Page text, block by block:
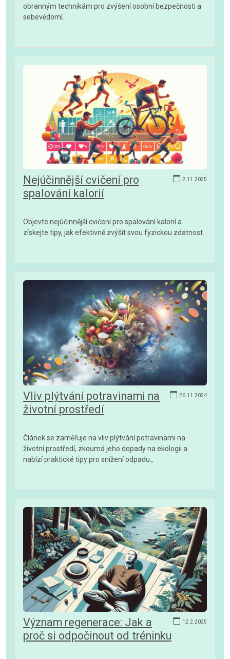
obranným technikám pro zvýšení osobní bezpečnosti a
sebevědomí.
2.11.2025
Nejúčinnější cvičení pro
spalování kalorií
Objevte nejúčinnější cvičení pro spalování kalorií a
získejte tipy, jak efektivně zvýšit svou fyzickou zdatnost.
26.11.2024
Vliv plýtvání potravinami na
životní prostředí
Článek se zaměřuje na vliv plýtvání potravinami na
životní prostředí, zkoumá jeho dopady na ekologii a
nabízí praktické tipy pro snížení odpadu.,
12.2.2025
Význam regenerace: Jak a
proč si odpočinout od tréninku